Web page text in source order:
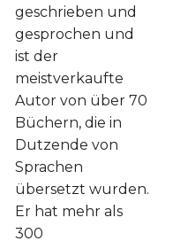
geschrieben und
gesprochen und
ist der
meistverkaufte
Autor von über 70
Büchern, die in
Dutzende von
Sprachen
übersetzt wurden.
Er hat mehr als
300